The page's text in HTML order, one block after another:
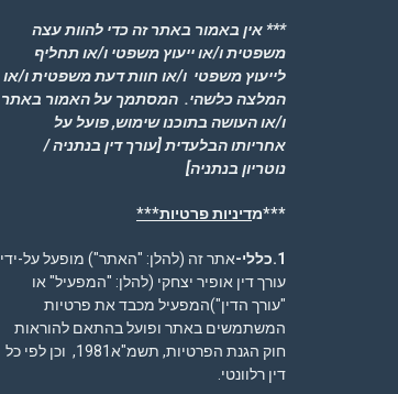
*** אין באמור באתר זה כדי להוות עצה
משפטית ו/או ייעוץ משפטי ו/או תחליף
לייעוץ משפטי ו/או חוות דעת משפטית ו/או
המלצה כלשהי. המסתמך על האמור באתר
ו/או העושה בתוכנו שימוש, פועל על
אחריותו הבלעדית[עורך דין בנתניה /
נוטריון בנתניה]
***מדיניות פרטיות***
1.כללי-
אתר זה (להלן: "האתר") מופעל על-ידי
עורך דין אופיר יצחקי (להלן: "המפעיל" או
"עורך הדין")המפעיל מכבד את פרטיות
המשתמשים באתר ופועל בהתאם להוראות
חוק הגנת הפרטיות, תשמ"א1981, וכן לפי כל
דין רלוונטי.